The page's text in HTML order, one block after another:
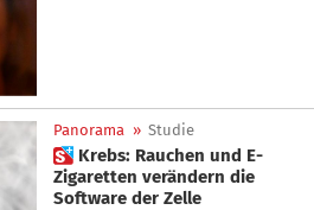
Panorama » Studie
 Krebs: Rauchen und E-
Zigaretten verändern die
Software der Zelle